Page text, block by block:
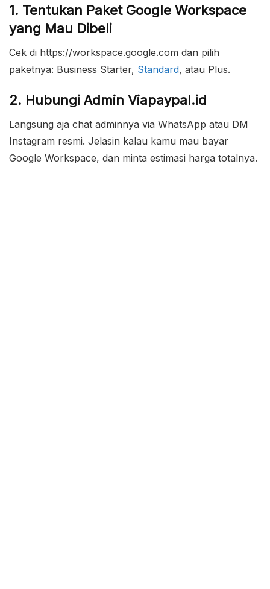
1. Tentukan Paket Google Workspace
yang Mau Dibeli
Cek di https://workspace.google.com dan pilih
paketnya: Business Starter, Standard, atau Plus.
2. Hubungi Admin Viapaypal.id
Langsung aja chat adminnya via WhatsApp atau DM
Instagram resmi. Jelasin kalau kamu mau bayar
Google Workspace, dan minta estimasi harga totalnya.